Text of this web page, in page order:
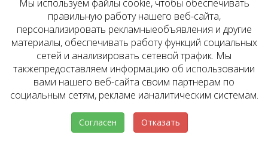
© ОФИЦИАЛЬНЫЙ САЙТ КОМПАНИИ
INVESTATE, 2026
Представленная на сайте агентства информация,
в т.ч. стоимости объектов, носит информационный
характер и не является публичной офертой. Условия
аренды объекта могут быть изменены собственником
без уведомления.
Мы используем файлы cookie, чтобы обеспечивать
правильную работу нашего веб-сайта,
персонализировать рекламныеобъявления и другие
материалы, обеспечивать работу функций социальных
сетей и анализировать сетевой трафик. Мы
такжепредоставляем информацию об использовании
вами нашего веб-сайта своим партнерам по
социальным сетям, рекламе ианалитическим системам.
Согласен Отказать